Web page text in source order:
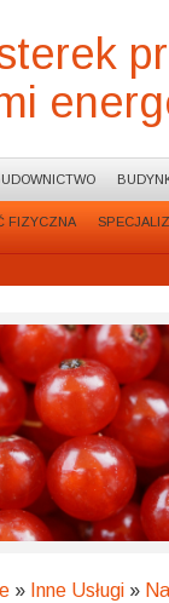
FIZYCZNA
» Inne Usługi »